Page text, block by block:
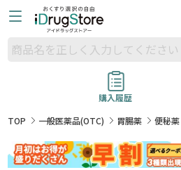
購入履歴
TOP
一般医薬品(OTC) 胃腸薬 便秘薬